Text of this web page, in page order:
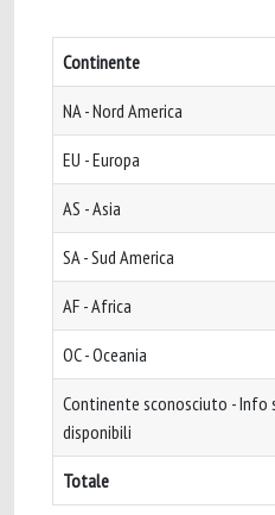
Continente
NA - Nord America
EU - Europa
AS - Asia
SA - Sud America
AF - Africa
OC - Oceania
Continente sconosciuto - Info
disponibili
Totale